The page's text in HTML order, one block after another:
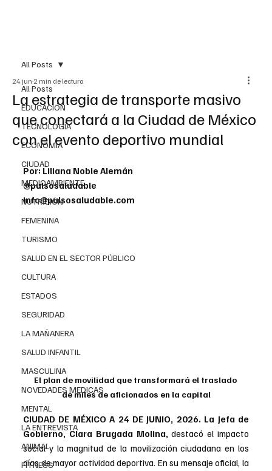
All Posts
EDUCACIÓN
TECNOLOGÍA
ECONOMÍA
CIUDAD
MEDIOAMBIENTE
NUTRICIÓN
FEMENINA
TURISMO
SALUD EN EL SECTOR PÚBLICO
CULTURA
ESTADOS
SEGURIDAD
LA MAÑANERA
SALUD INFANTIL
MASCULINA
NOVEDADES MEDICAS
MENTAL
LA ENTREVISTA
ANIMAL
FITNESS
All Posts
La estrategia de transporte masivo
que conectará a la Ciudad de México
con el evento deportivo mundial
24 jun 2 min de lectura
Por: Liliana Noble Alemán
@pulsosaludable
info@pulsosaludable.com
El plan de movilidad que transformará el traslado
de miles de aficionados en la capital
CIUDAD DE MÉXICO A 24 DE JUNIO, 2026. La Jefa de
Gobierno, Clara Brugada Molina, destacó el impacto
social y la magnitud de la movilización ciudadana en los
días de mayor actividad deportiva. En su mensaje oficial, la